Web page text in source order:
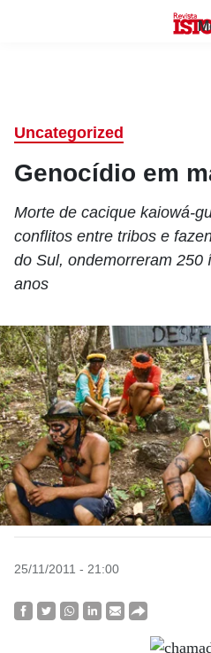
Uncategorized
Genocídio em
Morte de cacique kaiowá-
conflitos entre tribos e
do Sul, ondemorreram 250
anos
25/11/2011 - 21:00